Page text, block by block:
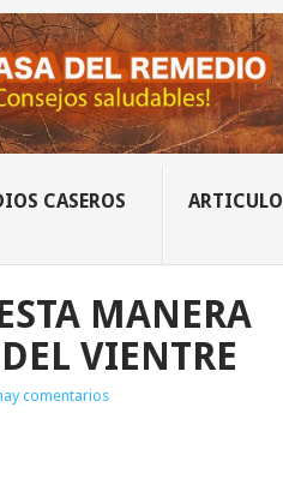
CASEROS ARTICULO
MANERA
VIENTRE
comentarios